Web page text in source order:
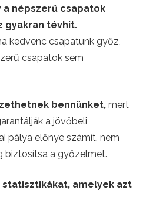
a népszerű csapatok
gyakran tévhit.
kedvenc csapatunk győz,
csapatok sem
bennünket, mert
a jövőbeli
pálya előnye számít, nem
biztosítsa a győzelmet.
statisztikákat, amelyek azt